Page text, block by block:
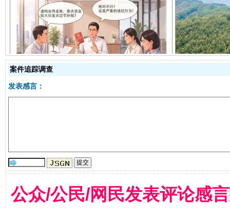
揭开“小金库”的免责幌子
受贿1.44亿！段成刚被判无期 从幼
案件追踪调查
发表感言：
公众/公民/网民发表评论感